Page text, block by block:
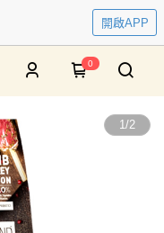
開啟APP
0
1/2